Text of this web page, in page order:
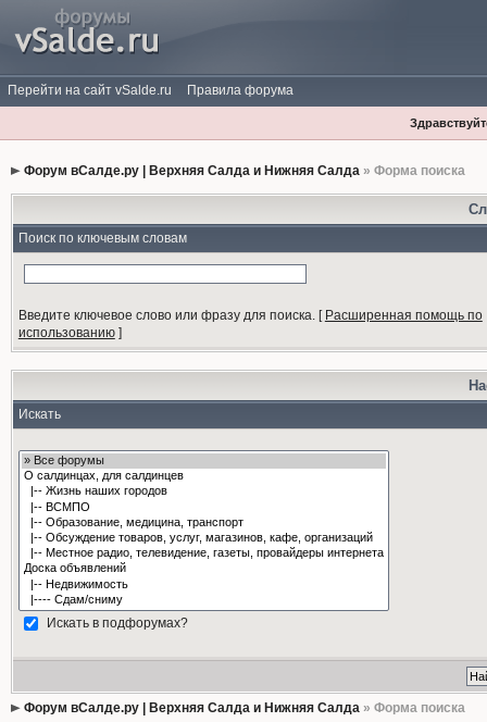
Перейти на сайт vSalde.ru Правила форума
Форум вСалде.ру | Верхняя Салда и Нижняя Салда» Форма поиска
Поиск по ключевым словам
Введите ключевое слово или фразу для поиска.[ Расширенная помощь по
использованию]
Искать
Искать в подфорумах?
Форум вСалде.ру | Верхняя Салда и Нижняя Салда» Форма поиска